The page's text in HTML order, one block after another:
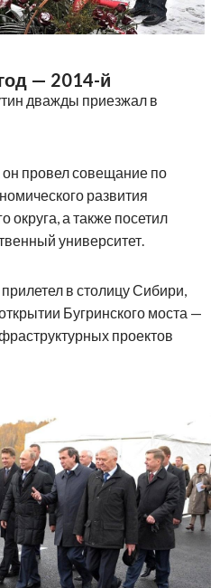
— 2014-й
дважды приезжал в
провел совещание по
развития
округа, а также посетил
университет.
в столицу Сибири,
Бугринского моста —
проектов